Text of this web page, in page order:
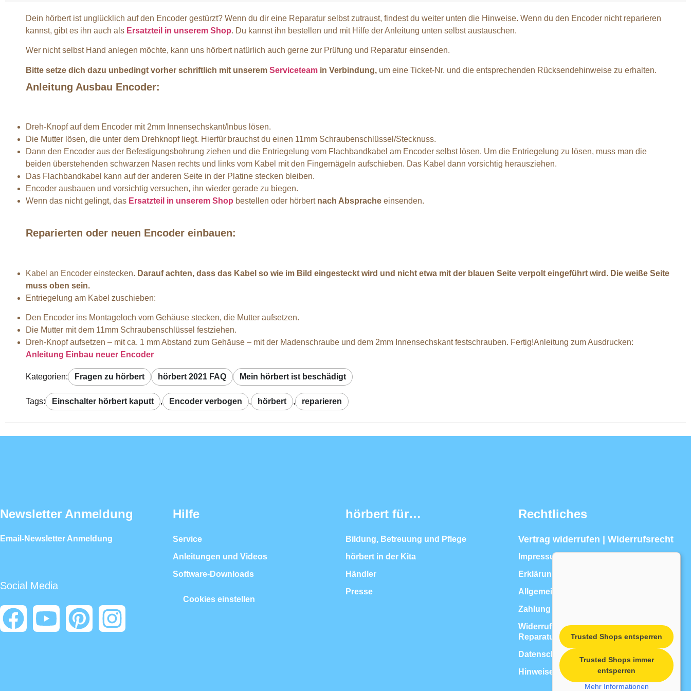
Dein hörbert ist unglücklich auf den Encoder gestürzt? Wenn du dir eine Reparatur selbst zutraust, findest du weiter unten die Hinweise. Wenn du den Encoder nicht reparieren
kannst, gibt es ihn auch als Ersatzteil in unserem Shop. Du kannst ihn bestellen und mit Hilfe der Anleitung unten selbst austauschen.
Wer nicht selbst Hand anlegen möchte, kann uns hörbert natürlich auch gerne zur Prüfung und Reparatur einsenden.
Bitte setze dich dazu unbedingt vorher schriftlich mit unserem Serviceteam in Verbindung, um eine Ticket-Nr. und die entsprechenden Rücksendehinweise zu erhalten.
Anleitung Ausbau Encoder:
Dreh-Knopf auf dem Encoder mit 2mm Innensechskant/Inbus lösen.
Die Mutter lösen, die unter dem Drehknopf liegt. Hierfür brauchst du einen 11mm Schraubenschlüssel/Stecknuss.
Dann den Encoder aus der Befestigungsbohrung ziehen und die Entriegelung vom Flachbandkabel am Encoder selbst lösen. Um die Entriegelung zu lösen, muss man die
beiden überstehenden schwarzen Nasen rechts und links vom Kabel mit den Fingernägeln aufschieben. Das Kabel dann vorsichtig herausziehen.
Das Flachbandkabel kann auf der anderen Seite in der Platine stecken bleiben.
Encoder ausbauen und vorsichtig versuchen, ihn wieder gerade zu biegen.
Wenn das nicht gelingt, das Ersatzteil in unserem Shop bestellen oder hörbert nach Absprache einsenden.
Reparierten oder neuen Encoder einbauen:
Kabel an Encoder einstecken. Darauf achten, dass das Kabel so wie im Bild eingesteckt wird und nicht etwa mit der blauen Seite verpolt eingeführt wird. Die weiße Seite
muss oben sein.
Entriegelung am Kabel zuschieben:
Den Encoder ins Montageloch vom Gehäuse stecken, die Mutter aufsetzen.
Die Mutter mit dem 11mm Schraubenschlüssel festziehen.
Dreh-Knopf aufsetzen – mit ca. 1 mm Abstand zum Gehäuse – mit der Madenschraube und dem 2mm Innensechskant festschrauben. Fertig!Anleitung zum Ausdrucken:
Anleitung Einbau neuer Encoder
Kategorien: Fragen zu hörbert hörbert 2021 FAQ Mein hörbert ist beschädigt
Tags: Einschalter hörbert kaputt , Encoder verbogen , hörbert , reparieren
Newsletter Anmeldung
Email-Newsletter Anmeldung
Social Media
Hilfe
Service
Anleitungen und Videos
Software-Downloads
Cookies einstellen
hörbert für…
Bildung, Betreuung und Pflege
hörbert in der Kita
Händler
Presse
Rechtliches
Vertrag widerrufen | Widerrufsrecht
Impressum
Erklärung zur Barrierefreiheit
Allgemeine Geschäftsbedingungen
Zahlung & Versand
Widerrufsrecht für Dienstleistungen, z.B.
Reparaturen
Datenschutzerklärung
Hinweise zur Batterieentsorgung
Trusted Shops entsperren
Trusted Shops immer
entsperren
Mehr Informationen